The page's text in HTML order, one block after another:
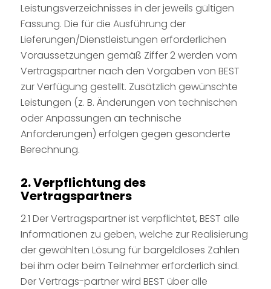
Leistungsverzeichnisses in der jeweils gültigen
Fassung. Die für die Ausführung der
Lieferungen/Dienstleistungen erforderlichen
Voraussetzungen gemäß Ziffer 2 werden vom
Vertragspartner nach den Vorgaben von BEST
zur Verfügung gestellt. Zusätzlich gewünschte
Leistungen (z. B. Änderungen von technischen
oder Anpassungen an technische
Anforderungen) erfolgen gegen gesonderte
Berechnung.
2. Verpflichtung des
Vertragspartners
2.1 Der Vertragspartner ist verpflichtet, BEST alle
Informationen zu geben, welche zur Realisierung
der gewählten Lösung für bargeldloses Zahlen
bei ihm oder beim Teilnehmer erforderlich sind.
Der Vertrags-partner wird BEST über alle